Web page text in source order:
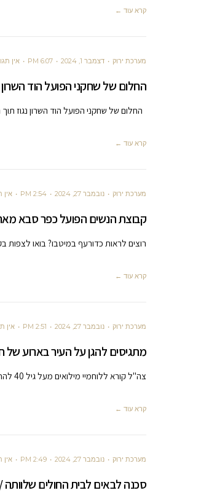
קרא עוד ←
מערכת ירוק דצמבר 1, 2024 6:07 PM אין
החלום של שחקני הפועל הוד
החלום של שחקני הפועל הוד השרון נגוז
קרא עוד ←
מערכת ירוק נובמבר 27, 2024 2:54 PM אין
קבוצת הנשים הפועל כפר סבא
רוצים לראות כדורעף במיטבו? בואו לצפות
קרא עוד ←
מערכת ירוק נובמבר 27, 2024 2:51 PM אין
מתגיסים להגן על העיר בארוע של
צה"ל קורא ללוחמיי מילואים מעל גיל 40 להתגייס לפלוגת חי"ר של הוד השרון אירועי ה-7 לאוקטובר לא יחזרו על עצמם
קרא עוד ←
מערכת ירוק נובמבר 27, 2024 2:49 PM אין
סכנה לבאים לבית החולים שלוותה